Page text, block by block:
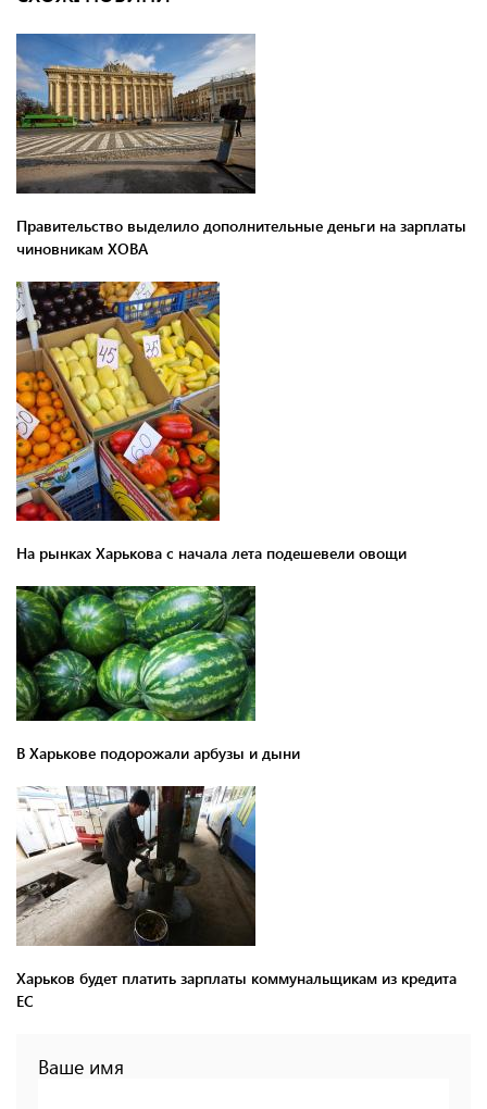
Правительство выделило дополнительные деньги на зарплаты
чиновникам ХОВА
На рынках Харькова с начала лета подешевели овощи
В Харькове подорожали арбузы и дыни
Харьков будет платить зарплаты коммунальщикам из кредита
ЕС
Ваше имя